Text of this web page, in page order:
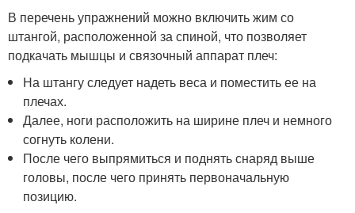
В перечень упражнений можно включить жим со
штангой, расположенной за спиной, что позволяет
подкачать мышцы и связочный аппарат плеч:
На штангу следует надеть веса и поместить ее на
плечах.
Далее, ноги расположить на ширине плеч и немного
согнуть колени.
После чего выпрямиться и поднять снаряд выше
головы, после чего принять первоначальную
позицию.